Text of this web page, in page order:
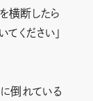
横断したら
ください」
に倒れている